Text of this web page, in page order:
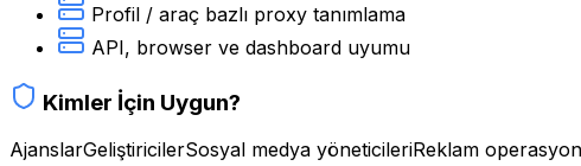
Profil / araç bazlı proxy tanımlama
API, browser ve dashboard uyumu
Kimler İçin Uygun?
AjanslarGeliştiricilerSosyal medya yöneticileriReklam